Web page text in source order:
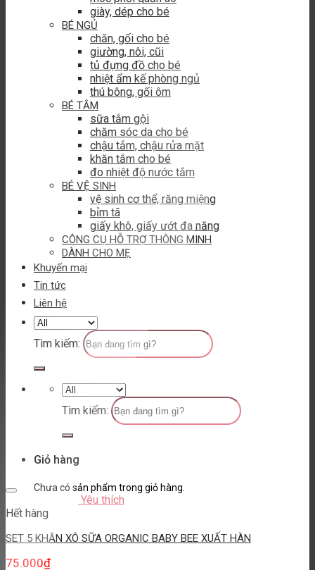
giày, dép cho bé
BÉ NGỦ
chăn, gối cho bé
giường, nôi, cũi
tủ đựng đồ cho bé
nhiệt ẩm kế phòng ngủ
thú bông, gối ôm
BÉ TẮM
sữa tắm gội
chăm sóc da cho bé
chậu tắm, chậu rửa mặt
khăn tắm cho bé
đo nhiệt độ nước tắm
BÉ VỆ SINH
vệ sinh cơ thể, răng miệng
bỉm tã
giấy khô, giấy ướt đa năng
CÔNG CỤ HỖ TRỢ THÔNG MINH
DÀNH CHO MẸ
Khuyến mại
Tin tức
Liên hệ
Tìm kiếm:
Tìm kiếm:
Giỏ hàng
Chưa có sản phẩm trong giỏ hàng.
Yêu thích
Hết hàng
SET 5 KHĂN XÔ SỮA ORGANIC BABY BEE XUẤT HÀN
75.000₫